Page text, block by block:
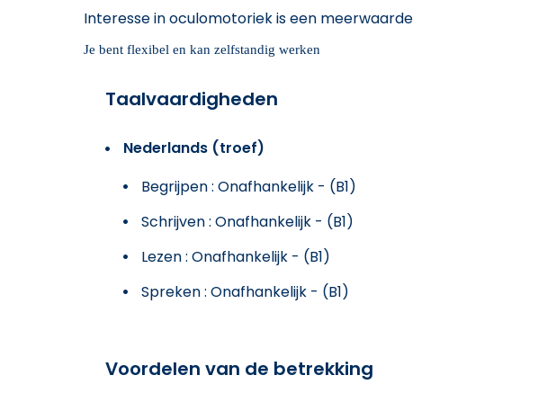
Interesse in oculomotoriek is een meerwaarde
Je bent flexibel en kan zelfstandig werken
Taalvaardigheden
Nederlands (troef)
Begrijpen : Onafhankelijk - (B1)
Schrijven : Onafhankelijk - (B1)
Lezen : Onafhankelijk - (B1)
Spreken : Onafhankelijk - (B1)
Voordelen van de betrekking